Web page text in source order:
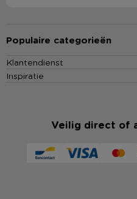
Populaire categorieën
Klantendienst
Inspiratie
Veilig direct of